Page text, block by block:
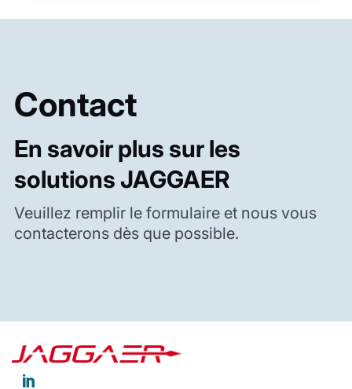
Contact
En savoir plus sur les
solutions JAGGAER
Veuillez remplir le formulaire et nous vous
contacterons dès que possible.
